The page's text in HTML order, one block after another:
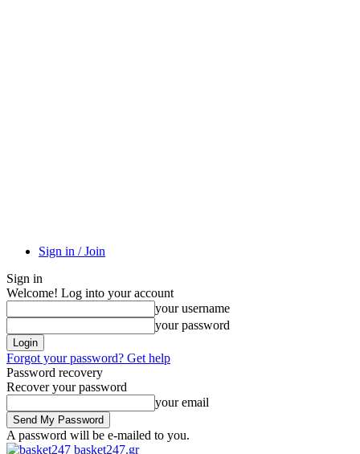
Sign in / Join
Sign in
Welcome! Log into your account
your username
your password
Forgot your password? Get help
Password recovery
Recover your password
your email
A password will be e-mailed to you.
basket247.gr